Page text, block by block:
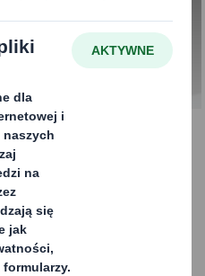
możliwość śledzenia
obejmując